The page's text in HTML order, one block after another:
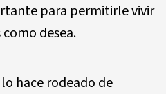
para permitirle vivir
desea.
hace rodeado de